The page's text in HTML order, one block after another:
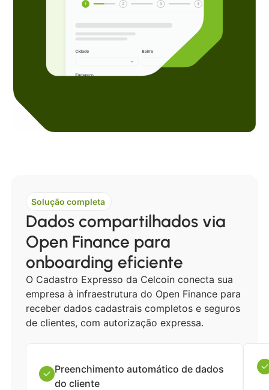
Solução completa
Dados compartilhados via
Open Finance para
onboarding eficiente
O Cadastro Expresso da Celcoin conecta sua
empresa à infraestrutura do Open Finance para
receber dados cadastrais completos e seguros
de clientes, com autorização expressa.
Preenchimento automático de dados
do cliente